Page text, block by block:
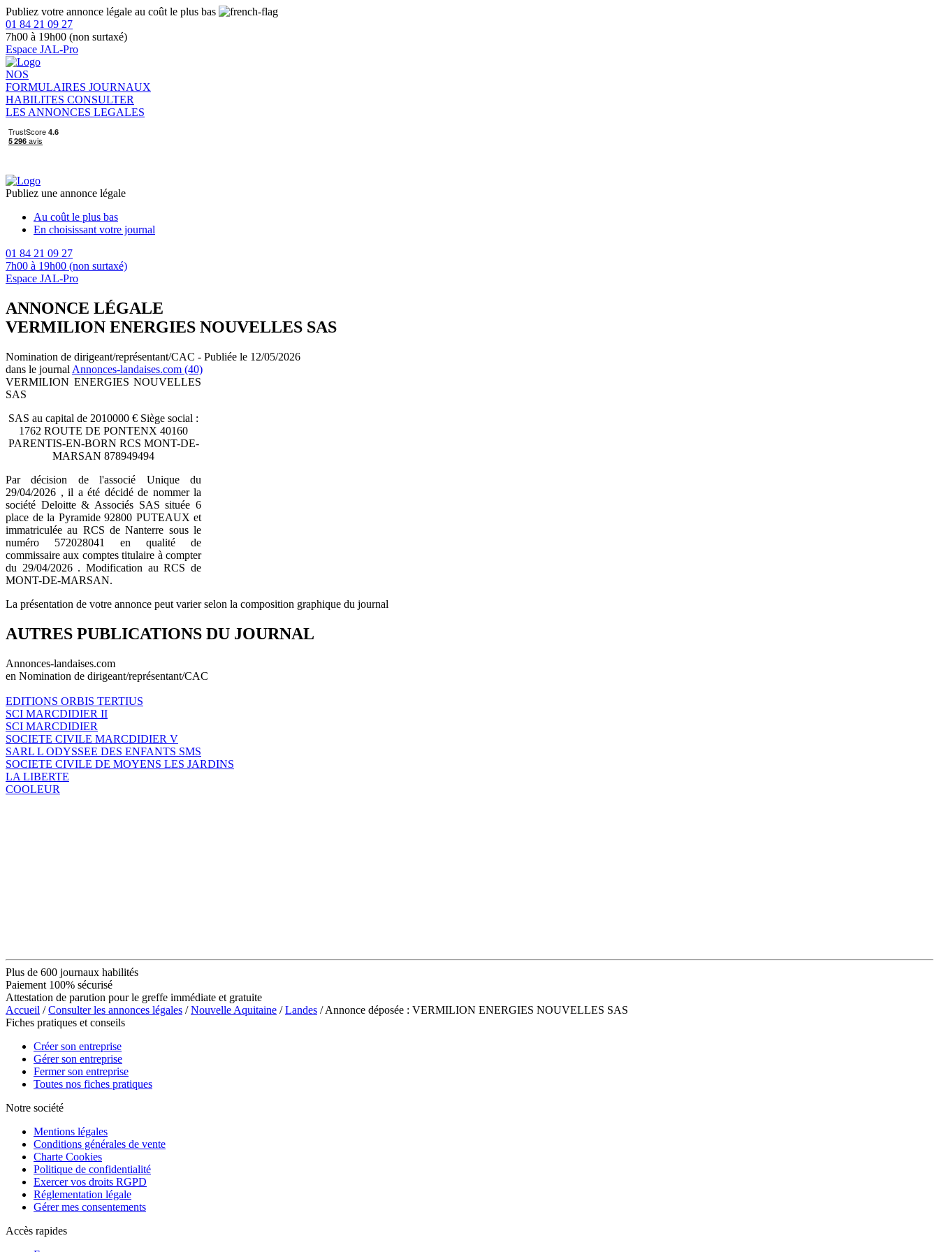
Publiez votre annonce légale au coût le plus bas
01 84 21 09 27
7h00 à 19h00 (non surtaxé)
Espace JAL-Pro
NOS
FORMULAIRES JOURNAUX
HABILITES CONSULTER
LES ANNONCES LEGALES
Publiez une annonce légale
Au coût le plus bas
En choisissant votre journal
01 84 21 09 27
7h00 à 19h00 (non surtaxé)
Espace JAL-Pro
ANNONCE LÉGALE
VERMILION ENERGIES NOUVELLES SAS
Nomination de dirigeant/représentant/CAC - Publiée le 12/05/2026
dans le journal Annonces-landaises.com (40)
VERMILION ENERGIES NOUVELLES
SAS
SAS au capital de 2010000 € Siège social :
1762 ROUTE DE PONTENX 40160
PARENTIS-EN-BORN RCS MONT-DE-
MARSAN 878949494
Par décision de l'associé Unique du
29/04/2026 , il a été décidé de nommer la
société Deloitte & Associés SAS située 6
place de la Pyramide 92800 PUTEAUX et
immatriculée au RCS de Nanterre sous le
numéro 572028041 en qualité de
commissaire aux comptes titulaire à compter
du 29/04/2026 . Modification au RCS de
MONT-DE-MARSAN.
La présentation de votre annonce peut varier selon la composition graphique du journal
AUTRES PUBLICATIONS DU JOURNAL
Annonces-landaises.com
en Nomination de dirigeant/représentant/CAC
EDITIONS ORBIS TERTIUS
SCI MARCDIDIER II
SCI MARCDIDIER
SOCIETE CIVILE MARCDIDIER V
SARL L ODYSSEE DES ENFANTS SMS
SOCIETE CIVILE DE MOYENS LES JARDINS
LA LIBERTE
COOLEUR
Plus de 600 journaux habilités
Paiement 100% sécurisé
Attestation de parution pour le greffe immédiate et gratuite
Accueil /Consulter les annonces légales /Nouvelle Aquitaine /Landes / Annonce déposée : VERMILION ENERGIES NOUVELLES SAS
Fiches pratiques et conseils
Créer son entreprise
Gérer son entreprise
Fermer son entreprise
Toutes nos fiches pratiques
Notre société
Mentions légales
Conditions générales de vente
Charte Cookies
Politique de confidentialité
Exercer vos droits RGPD
Réglementation légale
Gérer mes consentements
Accès rapides